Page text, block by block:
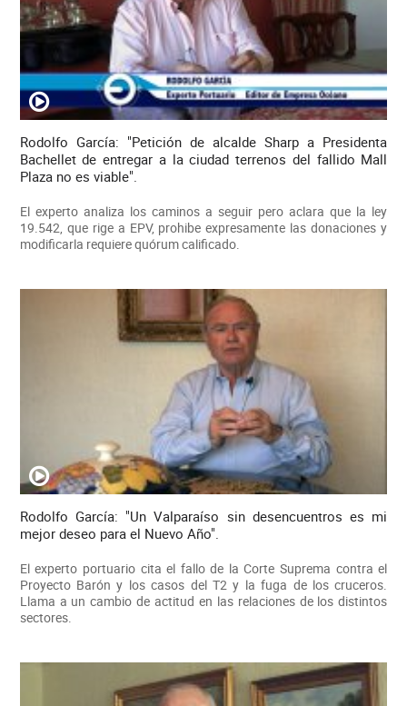
Rodolfo García: "Petición de alcalde Sharp a Presidenta
Bachellet de entregar a la ciudad terrenos del fallido Mall
Plaza no es viable".
El experto analiza los caminos a seguir pero aclara que la ley
19.542, que rige a EPV, prohibe expresamente las donaciones y
modificarla requiere quórum calificado.
Rodolfo García: "Un Valparaíso sin desencuentros es mi
mejor deseo para el Nuevo Año".
El experto portuario cita el fallo de la Corte Suprema contra el
Proyecto Barón y los casos del T2 y la fuga de los cruceros.
Llama a un cambio de actitud en las relaciones de los distintos
sectores.